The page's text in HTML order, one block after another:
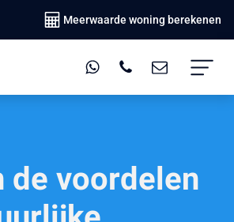
Meerwaarde woning berekenen
de voordelen